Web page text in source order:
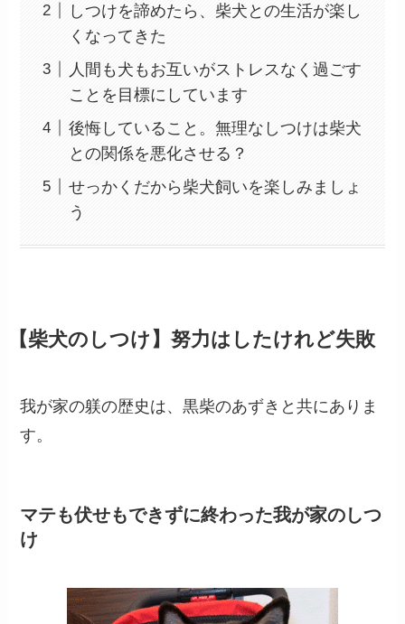
しつけを諦めたら、柴犬との生活が楽し
くなってきた
人間も犬もお互いがストレスなく過ごす
ことを目標にしています
後悔していること。無理なしつけは柴犬
との関係を悪化させる？
せっかくだから柴犬飼いを楽しみましょ
う
【柴犬のしつけ】努力はしたけれど失敗
我が家の躾の歴史は、黒柴のあずきと共にありま
す。
マテも伏せもできずに終わった我が家のしつ
け